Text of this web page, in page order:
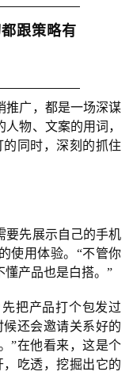
跟策略有
推广，都是一场深谋
物、文案的用词，
同时，深刻的抓住
要先展示自己的手机
使用体验。“不管你
产品也是白搭。”
把产品打个包发过
还会邀请关系好的
”在他看来，这是个
吃透，挖掘出它的